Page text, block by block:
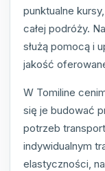
punktualne
całej podróży.
służą pomocą i
jakość
W Tomiline
się je budować
potrzeb
indywidualnym
elastyczności,